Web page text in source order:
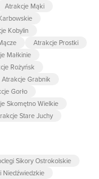
Atrakcje Mąki
Kobylin
Atrakcje Prostki
Małkinie
Rożyńsk
Atrakcje Grabnik
Gorło
Skomętno Wielkie
Stare Juchy
Sikory Ostrokolskie
Niedźwiedzkie